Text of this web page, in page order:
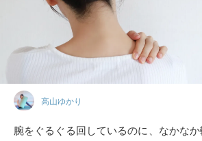
高山ゆかり
腕をぐるぐる回しているのに、なかな